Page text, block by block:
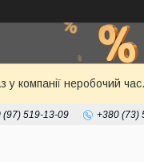
у компанії неробочий
(97) 519-13-09 +380 (73)